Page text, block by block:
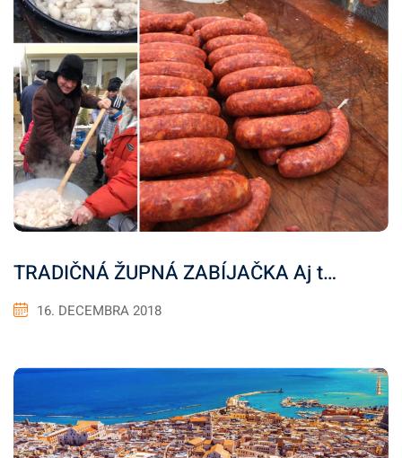
TRADIČNÁ ŽUPNÁ ZABÍJAČKA Aj t…
16. DECEMBRA 2018